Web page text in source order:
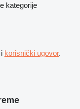
kategorije
i korisnički ugovor.